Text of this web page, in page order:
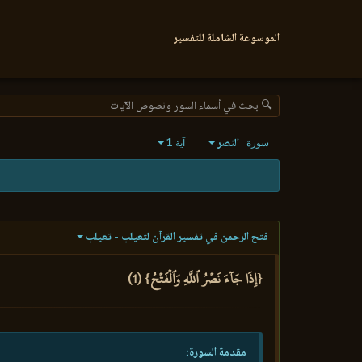
الموسوعة الشاملة للتفسير
🔍 بحث في أسماء السور ونصوص الآيات
سورة النصر آية 1
فتح الرحمن في تفسير القرآن لتعيلب - تعيلب
{إِذَا جَآءَ نَصۡرُ ٱللَّهِ وَٱلۡفَتۡحُ} (1)
مقدمة السورة: